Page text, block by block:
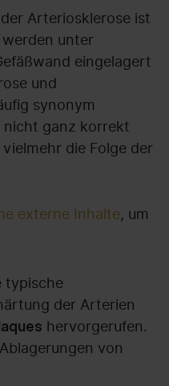
Arteriosklerose ist
unter
eingelagert
und
synonym
nicht ganz korrekt
die Folge der
externe Inhalte, um
typische
der Arterien
hervorgerufen.
von